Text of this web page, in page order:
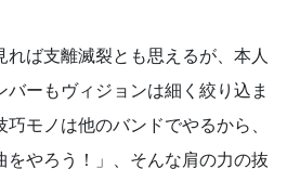
ば支離滅裂とも思えるが、本人
バーもヴィジョンは細く絞り込ま
モノは他のバンドでやるから、
をやろう！」、そんな肩の力の抜